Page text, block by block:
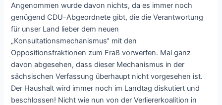
Angenommen wurde davon nichts, da es immer noch
genügend CDU-Abgeordnete gibt, die die Verantwortung
für unser Land lieber dem neuen
„Konsultationsmechanismus“ mit den
Oppositionsfraktionen zum Fraß vorwerfen. Mal ganz
davon abgesehen, dass dieser Mechanismus in der
sächsischen Verfassung überhaupt nicht vorgesehen ist.
Der Haushalt wird immer noch im Landtag diskutiert und
beschlossen! Nicht wie nun von der Verliererkoalition in